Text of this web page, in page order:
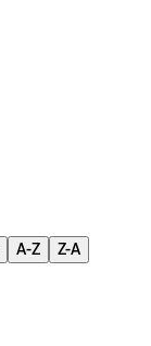
A-Z Z-A